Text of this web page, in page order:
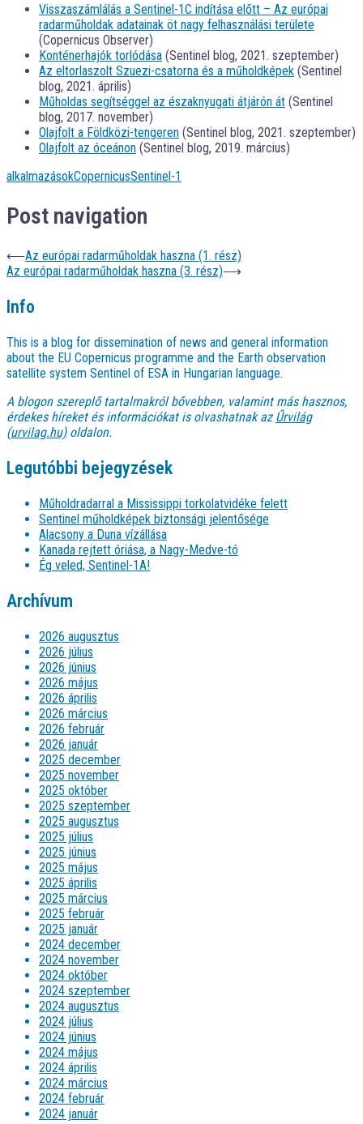
Visszaszámlálás a Sentinel-1C indítása előtt – Az európai
radarműholdak adatainak öt nagy felhasználási területe
(Copernicus Observer)
Konténerhajók torlódása (Sentinel blog, 2021. szeptember)
Az eltorlaszolt Szuezi-csatorna és a műholdképek (Sentinel
blog, 2021. április)
Műholdas segítséggel az északnyugati átjárón át (Sentinel
blog, 2017. november)
Olajfolt a Földközi-tengeren (Sentinel blog, 2021. szeptember)
Olajfolt az óceánon (Sentinel blog, 2019. március)
alkalmazásokCopernicusSentinel-1
Post navigation
⟵Az európai radarműholdak haszna (1. rész)
Az európai radarműholdak haszna (3. rész)⟶
Info
This is a blog for dissemination of news and general information
about the EU Copernicus programme and the Earth observation
satellite system Sentinel of ESA in Hungarian language.
A blogon szereplő tartalmakról bővebben, valamint más hasznos,
érdekes híreket és információkat is olvashatnak azŰrvilág
(urvilag.hu)oldalon.
Legutóbbi bejegyzések
Műholdradarral a Mississippi torkolatvidéke felett
Sentinel műholdképek biztonsági jelentősége
Alacsony a Duna vízállása
Kanada rejtett óriása, a Nagy-Medve-tó
Ég veled, Sentinel-1A!
Archívum
2026 augusztus
2026 július
2026 június
2026 május
2026 április
2026 március
2026 február
2026 január
2025 december
2025 november
2025 október
2025 szeptember
2025 augusztus
2025 július
2025 június
2025 május
2025 április
2025 március
2025 február
2025 január
2024 december
2024 november
2024 október
2024 szeptember
2024 augusztus
2024 július
2024 június
2024 május
2024 április
2024 március
2024 február
2024 január